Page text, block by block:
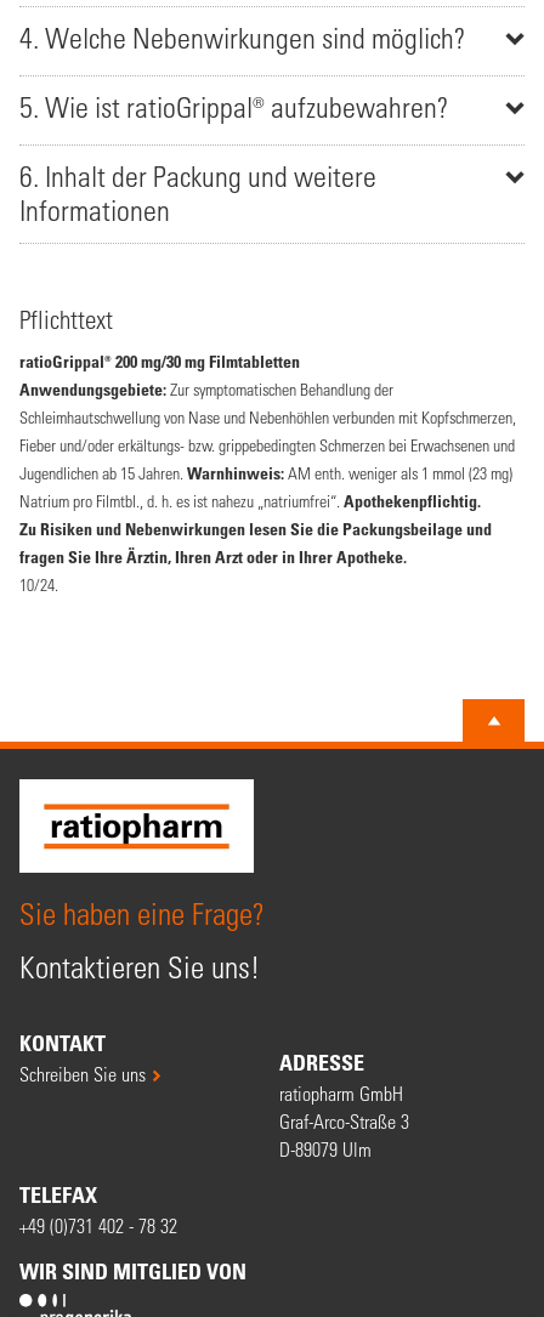
4. Welche Nebenwirkungen sind möglich?
5. Wie ist ratioGrippal® aufzubewahren?
6. Inhalt der Packung und weitere
Informationen
Pflichttext
ratioGrippal® 200 mg/30 mg Filmtabletten
Anwendungsgebiete:Zur symptomatischen Behandlung der
Schleimhautschwellung von Nase und Nebenhöhlen verbunden mit Kopfschmerzen,
Fieber und/oder erkältungs- bzw. grippebedingten Schmerzen bei Erwachsenen und
Jugendlichen ab 15 Jahren. Warnhinweis:AM enth. weniger als 1 mmol (23 mg)
Natrium pro Filmtbl., d. h. es ist nahezu „natriumfrei“. Apothekenpflichtig.
Zu Risiken und Nebenwirkungen lesen Sie die Packungsbeilage und
fragen Sie Ihre Ärztin, Ihren Arzt oder in Ihrer Apotheke.
10/24.
Sie haben eine Frage?
Kontaktieren Sie uns!
KONTAKT
Schreiben Sie uns ADRESSE
ratiopharm GmbH
Graf-Arco-Straße 3
D-89079 Ulm
TELEFAX
+49 (0)731 402 - 78 32
WIR SIND MITGLIED VON